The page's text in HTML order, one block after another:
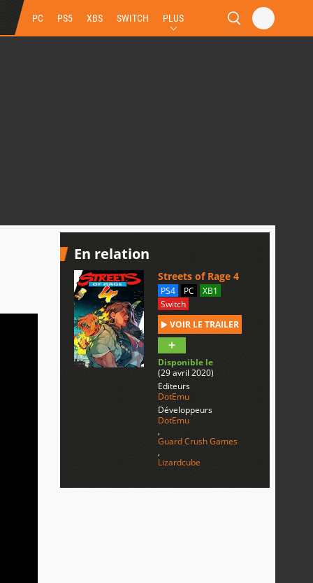
PC PS5 XBS SWITCH PLUS
En relation
Streets of Rage 4
PS4 PC
XB1
Switch
VOIR LE TRAILER
Disponible le
(29 avril 2020)
Editeurs
DotEmu
Développeurs
DotEmu
,
Guard Crush Games
,
Lizardcube